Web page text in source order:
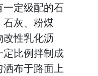
定级配的石
石灰、粉煤
改性乳化沥
比例拌制成
布于路面上